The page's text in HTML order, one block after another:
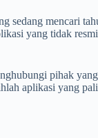
mencari
yang tidak
pihak
aplikasi yang